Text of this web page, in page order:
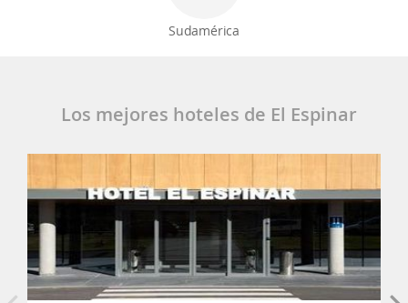
Sudamérica
Los mejores hoteles de El Espinar